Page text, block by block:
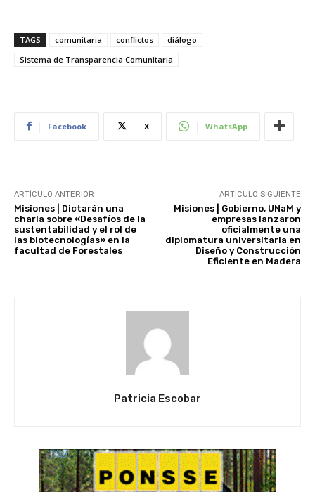
TAGS comunitaria conflictos
diálogo
Sistema de Transparencia Comunitaria
Facebook X WhatsApp
ARTÍCULO ANTERIOR
Misiones | Dictarán una
charla sobre «Desafíos de la
sustentabilidad y el rol de
las biotecnologías» en la
facultad de Forestales
ARTÍCULO SIGUIENTE
Misiones | Gobierno, UNaM y
empresas lanzaron
oficialmente una
diplomatura universitaria en
Diseño y Construcción
Eficiente en Madera
Patricia Escobar